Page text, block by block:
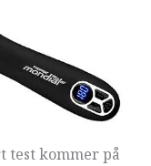
test kommer på